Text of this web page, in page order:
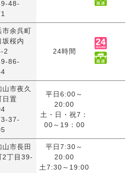
48-
市余呉町
坂桜内
2
86-
24時間
山市夜久
日置
37-
平日6:00～
20:00
土・日・祝7：
00～19：00
山市長田
2丁目39-
平日7:30～
20:00
土7:30～19:00